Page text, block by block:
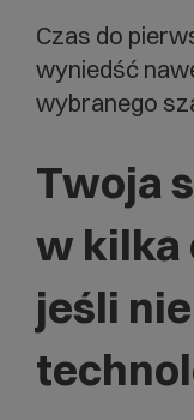
Czas do
wyniedść
wybranego
Twoja
w kilka
jeśli